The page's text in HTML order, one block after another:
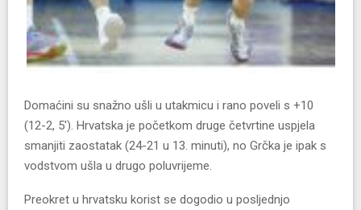
Domaćini su snažno ušli u utakmicu i rano poveli s +10
(12-2, 5′). Hrvatska je početkom druge četvrtine uspjela
smanjiti zaostatak (24-21 u 13. minuti), no Grčka je ipak s
vodstvom ušla u drugo poluvrijeme.
Preokret u hrvatsku korist se dogodio u posljednjo